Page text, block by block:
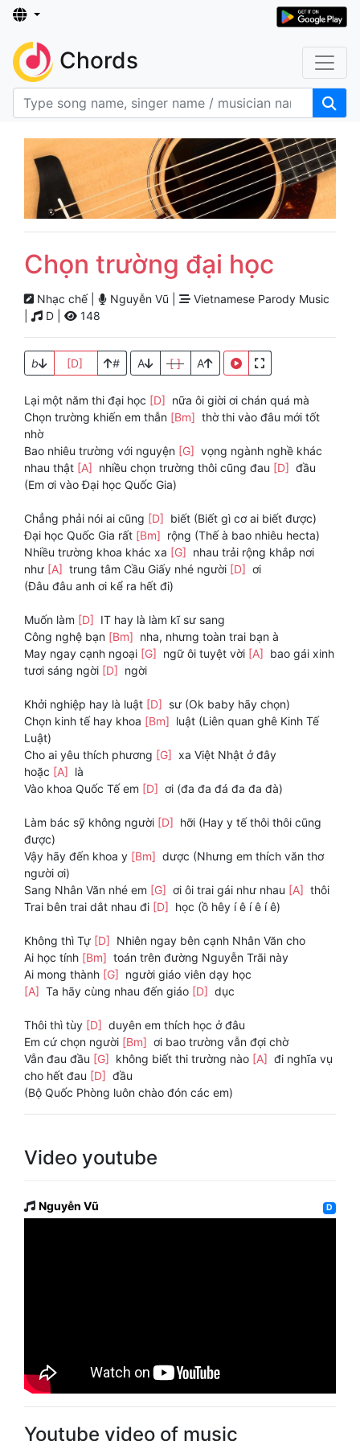
Chords
Chọn trường đại học
Nhạc chế | Nguyễn Vũ |
Vietnamese Parody Music
D | 148
b [D] # A [ ] A
Lại một năm thi đại học [D] nữa ôi giời ơi chán quá mà
Chọn trường khiến em thẫn [Bm] thờ thi vào đâu mới tốt
nhờ
Bao nhiêu trường với nguyện [G] vọng ngành nghề khác
nhau thật [A] nhiều chọn trường thôi cũng đau [D] đầu
(Em ơi vào Đại học Quốc Gia)
Chẳng phải nói ai cũng [D] biết (Biết gì cơ ai biết được)
Đại học Quốc Gia rất [Bm] rộng (Thế à bao nhiêu hecta)
Nhiều trường khoa khác xa [G] nhau trải rộng khắp nơi
như [A] trung tâm Cầu Giấy nhé người [D] ơi
(Đâu đâu anh ơi kể ra hết đi)
Muốn làm [D] IT hay là làm kĩ sư sang
Công nghệ bạn [Bm] nha, nhưng toàn trai bạn à
May ngay cạnh ngoại [G] ngữ ôi tuyệt vời [A] bao gái xinh
tươi sáng ngời [D] ngời
Khởi nghiệp hay là luật [D] sư (Ok baby hãy chọn)
Chọn kinh tế hay khoa [Bm] luật (Liên quan ghê Kinh Tế
Luật)
Cho ai yêu thích phương [G] xa Việt Nhật ở đây
hoặc [A] là
Vào khoa Quốc Tế em [D] ơi (đa đa đá đa đa đà)
Làm bác sỹ không người [D] hỡi (Hay y tế thôi thôi cũng
được)
Vậy hãy đến khoa y [Bm] dược (Nhưng em thích văn thơ
người ơi)
Sang Nhân Văn nhé em [G] ơi ôi trai gái như nhau [A] thôi
Trai bên trai dắt nhau đi [D] học (ồ hêy í ê í ê í ê)
Không thì Tự [D] Nhiên ngay bên cạnh Nhân Văn cho
Ai học tính [Bm] toán trên đường Nguyễn Trãi này
Ai mong thành [G] người giáo viên dạy học
[A] Ta hãy cùng nhau đến giáo [D] dục
Thôi thì tùy [D] duyên em thích học ở đâu
Em cứ chọn người [Bm] ơi bao trường vẫn đợi chờ
Vẫn đau đầu [G] không biết thi trường nào [A] đi nghĩa vụ
cho hết đau [D] đầu
(Bộ Quốc Phòng luôn chào đón các em)
Video youtube
Nguyễn Vũ D
Youtube video of music